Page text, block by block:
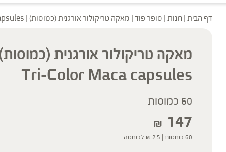
דף הבית | חנות | סופר פוד | מאקה טריקולור אורגנית (כמוסות) | Organic Tri-Color Maca capsules
Tri-Color Maca capsules
60 כמוסות
₪ 147
60 כמוסות | ₪ 2.5 לכמוסה